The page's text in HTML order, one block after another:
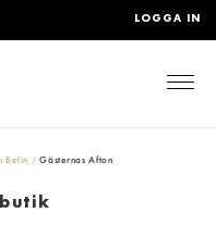
LOGGA IN
Belin Gästernas Afton